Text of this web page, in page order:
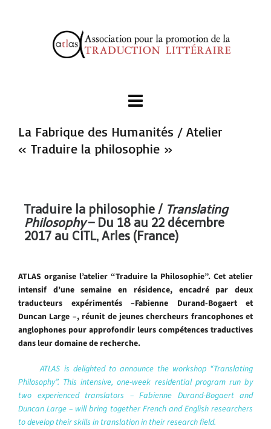
La Fabrique des Humanités / Atelier
« Traduire la philosophie »
Traduire la philosophie / Translating
Philosophy– Du 18 au 22 décembre
2017 au CITL, Arles (France)
ATLAS organise l’atelier “Traduire la Philosophie”. Cet atelier
intensif d’une semaine en résidence, encadré par deux
traducteurs expérimentés –Fabienne Durand-Bogaert et
Duncan Large –,réunit de jeunes chercheurs francophones et
anglophones pour approfondir leurs compétences traductives
dans leur domaine de recherche.
ATLAS is delighted to announce the workshop “Translating
Philosophy”. This intensive, one-week residential program run by
two experienced translators – Fabienne Durand-Bogaert and
Duncan Large – will bring together French and English researchers
to develop their skills in translation in their research field.